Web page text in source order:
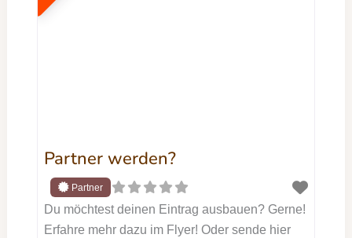
Tierschutzhund hast, Unterstützung bei
Partner werden?
Du möchtest deinen Eintrag ausbauen? Gerne!
Erfahre mehr dazu im Flyer! Oder sende hier